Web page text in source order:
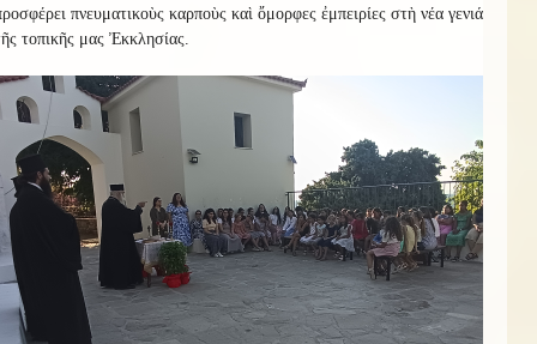
πνευματικοὺς καρποὺς καὶ ὄμορφες ἐμπειρίες στὴ νέα γενιά
τοπικῆς μας Ἐκκλησίας.